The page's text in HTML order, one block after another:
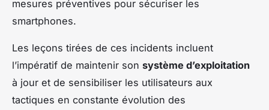
mesures préventives pour sécuriser les
smartphones.
Les leçons tirées de ces incidents incluent
l’impératif de maintenir son système d’exploitation
à jour et de sensibiliser les utilisateurs aux
tactiques en constante évolution des